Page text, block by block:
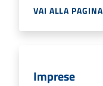
VAI ALLA PAGINA
Imprese